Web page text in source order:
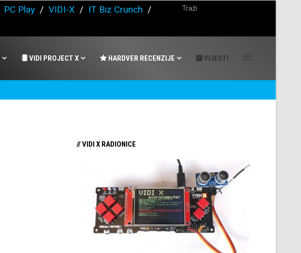
PC Play / VIDI-X / IT Biz Crunch /
VIDI PROJECT X HARDVER RECENZIJE VIJESTI
// VIDI X RADIONICE